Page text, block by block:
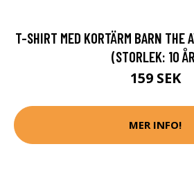
T-SHIRT MED KORTÄRM BARN THE
(STORLEK: 10
159 SEK
MER INFO!